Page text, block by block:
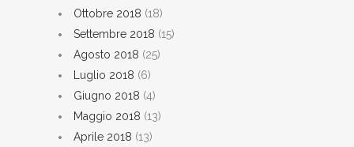
Ottobre 2018 (18)
Settembre 2018 (15)
Agosto 2018 (25)
Luglio 2018 (6)
Giugno 2018 (4)
Maggio 2018 (13)
Aprile 2018 (13)